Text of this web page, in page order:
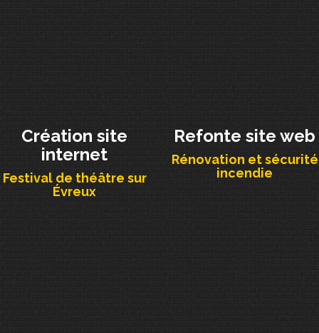
Création site
internet
Festival de théâtre sur
Évreux
Refonte site web
Rénovation et sécurité
incendie